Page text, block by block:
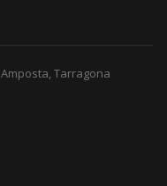
Tarragona